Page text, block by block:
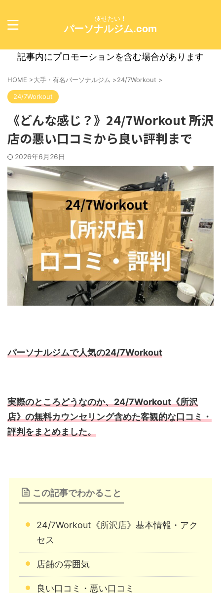
痩せたい！
パーソナルジム.com
記事内にプロモーションを含む場合があります
HOME >大手・有名パーソナルジム >24/7Workout >
24/7Workout
《どんな感じ？》24/7Workout 所沢
店の悪い口コミから良い評判まで
2026年6月26日
パーソナルジムで人気の24/7Workout
実際のところどうなのか、24/7Workout《所沢
店》の無料カウンセリング含めた客観的な口コミ・
評判をまとめました。
この記事でわかること
24/7Workout《所沢店》基本情報・アク
セス
店舗の雰囲気
良い口コミ・悪い口コミ